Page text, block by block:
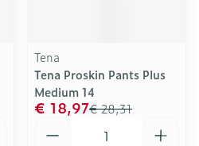
Tena
Tena Proskin Pants Plus
Medium 14
€ 28,31
€ 18,97